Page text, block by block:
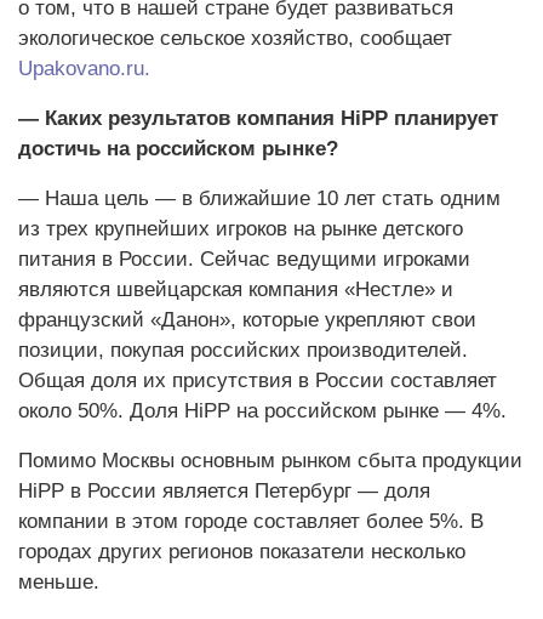
о том, что в нашей стране будет развиваться
экологическое сельское хозяйство, сообщает
Upakovano.ru.
— Каких результатов компания HiPP планирует
достичь на российском рынке?
— Наша цель — в ближайшие 10 лет стать одним
из трех крупнейших игроков на рынке детского
питания в России. Сейчас ведущими игроками
являются швейцарская компания «Нестле» и
французский «Данон», которые укрепляют свои
позиции, покупая российских производителей.
Общая доля их присутствия в России составляет
около 50%. Доля HiPP на российском рынке — 4%.
Помимо Москвы основным рынком сбыта продукции
HiPP в России является Петербург — доля
компании в этом городе составляет более 5%. В
городах других регионов показатели несколько
меньше.